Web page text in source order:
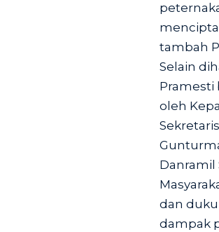
tambah
Selain
Pramesti
oleh
Danramil
dan
dampak